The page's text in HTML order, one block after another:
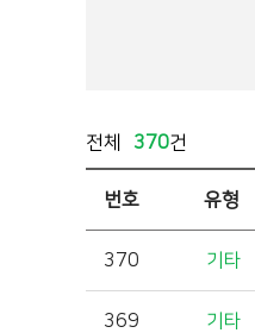
전체 370건
번호 유형
370 기타
369 기타